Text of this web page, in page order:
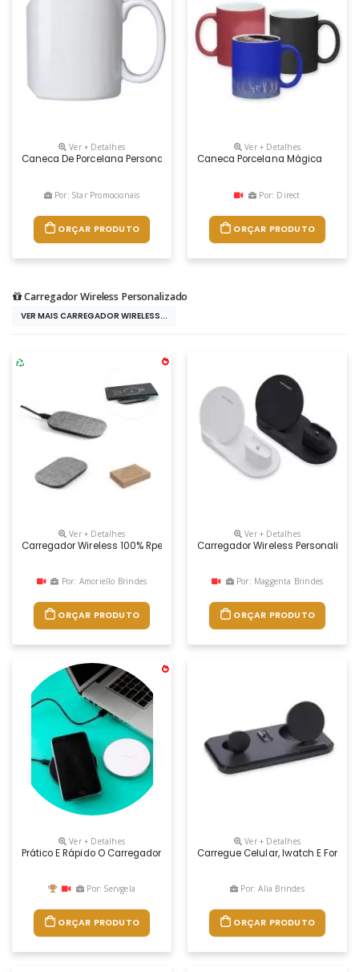
Ver + Detalhes
Caneca De Porcelana Personalizada
Por: Star Promocionais
ORÇAR PRODUTO
Ver + Detalhes
Caneca Porcelana Mágica
Por: Direct
ORÇAR PRODUTO
Carregador Wireless Personalizado
VER MAIS CARREGADOR WIRELESS...
Ver + Detalhes
Carregador Wireless 100% Rpet. A Potência De Carregamento É De
Por: Amoriello Brindes
ORÇAR PRODUTO
Ver + Detalhes
Carregador Wireless
Por: Maggenta Brindes
ORÇAR PRODUTO
Ver + Detalhes
Prático E Rápido O Carregador Portátil De Celular Personalizado
Por: Servgela
ORÇAR PRODUTO
Ver + Detalhes
Carregue Celular, Iwatch E
Por: Alia Brindes
ORÇAR PRODUTO